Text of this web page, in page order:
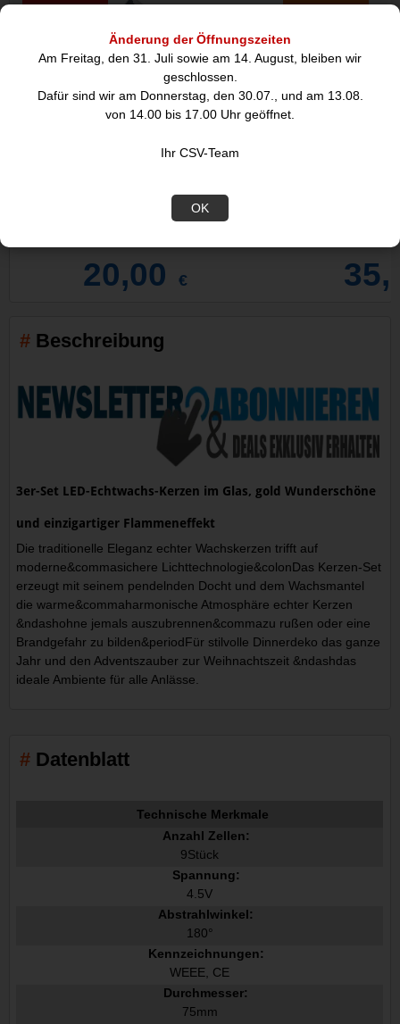
Änderung der Öffnungszeiten
Am Freitag, den 31. Juli sowie am 14. August, bleiben wir
geschlossen.
Dafür sind wir am Donnerstag, den 30.07., und am 13.08.
von 14.00 bis 17.00 Uhr geöffnet.
Ihr CSV-Team
OK
2-fach Gartensteckdose mit Funk-
Fernbedienung,
20,00 €
Beschreibung
3er-Set LED-Echtwachs-Kerzen im Glas, gold Wunderschöne
und einzigartiger Flammeneffekt
Die traditionelle Eleganz echter Wachskerzen trifft auf
moderne&commasichere Lichttechnologie&colonDas Kerzen-Set
erzeugt mit seinem pendelnden Docht und dem Wachsmantel
die warme&commaharmonische Atmosphäre echter Kerzen
&ndashohne jemals auszubrennen&commazu rußen oder eine
Brandgefahr zu bilden&periodFür stilvolle Dinnerdeko das ganze
Jahr und den Adventszauber zur Weihnachtszeit &ndashdas
ideale Ambiente für alle Anlässe.
Datenblatt
Technische Merkmale
Anzahl Zellen:
9Stück
Spannung:
4.5V
Abstrahlwinkel:
180°
Kennzeichnungen:
WEEE, CE
Durchmesser:
75mm